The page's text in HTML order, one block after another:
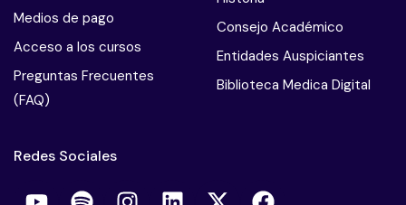
Medios de pago
Acceso a los cursos
Preguntas Frecuentes
(FAQ)
Consejo Académico
Entidades Auspiciantes
Biblioteca Medica Digital
Redes Sociales